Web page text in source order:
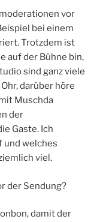
vor
bei einem
Trotzdem ist
auf der Bühne bin,
sind ganz viele
darüber höre
Muschda
der
Gaste. Ich
und welches
viel.
der Sendung?
damit der